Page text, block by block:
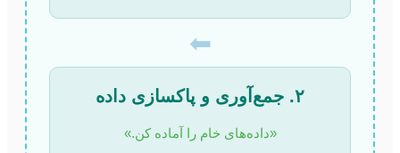
⬅
۲. جمع‌آوری و پاکسازی داده
«داده‌های خام را آماده کن.»